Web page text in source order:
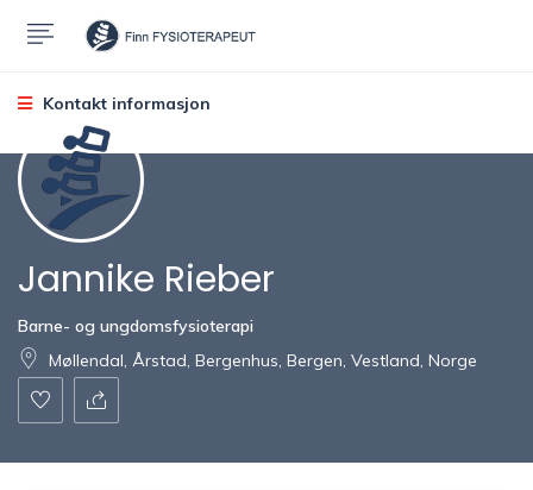
Kontakt informasjon
Jannike Rieber
Barne- og ungdomsfysioterapi
Møllendal, Årstad, Bergenhus, Bergen, Vestland, Norge